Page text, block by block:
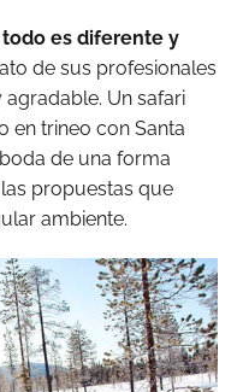
todo es diferente y
de sus profesionales
Un safari
en trineo con Santa
de una forma
propuestas que
ambiente.